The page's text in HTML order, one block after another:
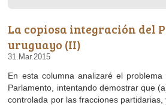
La copiosa integración del
uruguayo (II)
31.Mar.2015
En esta columna analizaré el
Parlamento, intentando demostrar que
controlada por las fracciones